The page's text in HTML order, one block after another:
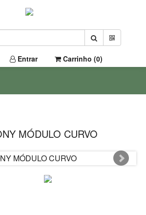
Entrar Carrinho (0)
MÓDULO CURVO